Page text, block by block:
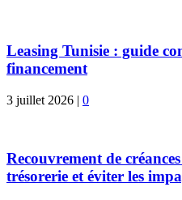
Leasing Tunisie : guide
financement
3 juillet 2026 | 0
Recouvrement de
trésorerie et éviter les